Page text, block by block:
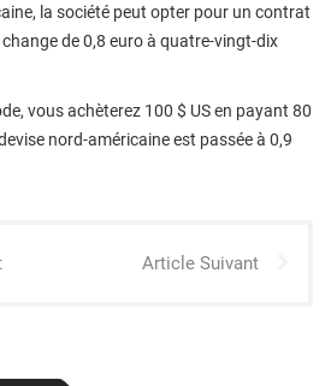
la société peut opter pour un contrat
de 0,8 euro à quatre-vingt-dix
vous achèterez 100 $ US en payant 80
nord-américaine est passée à 0,9
Article Suivant